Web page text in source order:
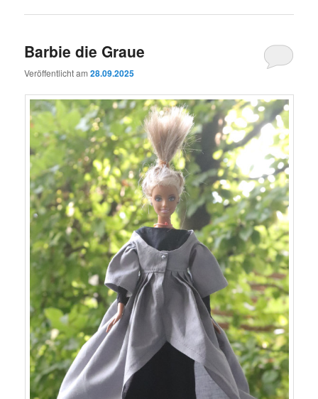
Barbie die Graue
Veröffentlicht am28.09.2025